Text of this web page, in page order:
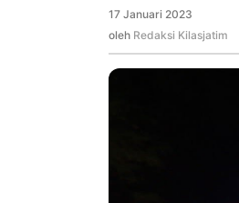
17 Januari 2023
Redaksi
oleh Redaksi Kilasjatim